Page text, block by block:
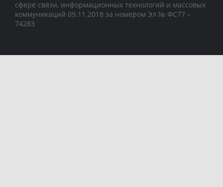
сфере связи, информационных технологий и массовых
коммуникаций 09.11.2018 за номером Эл № ФС77 –
74283